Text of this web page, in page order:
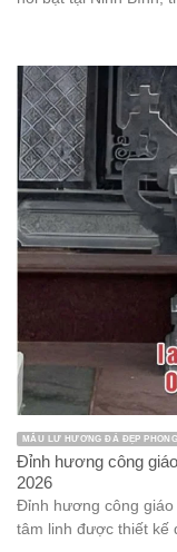
MẪU LƯ HƯƠNG ĐÁ ĐẸP
Đỉnh hương công
2026
Đỉnh hương công
tâm linh được thiết kế